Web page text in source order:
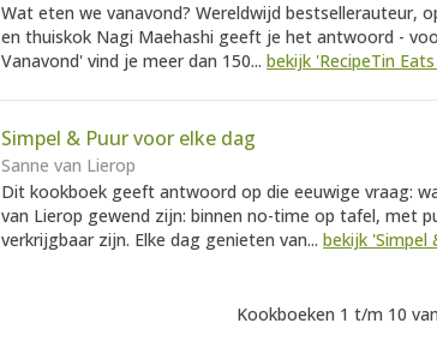
Wat eten we vanavond? Wereldwijd bestsellerauteur,
en thuiskok Nagi Maehashi geeft je het antwoord -
Vanavond' vind je meer dan 150... bekijk 'RecipeTin
Simpel & Puur voor elke dag
Sanne van Lierop
Dit kookboek geeft antwoord op die eeuwige vraag:
van Lierop gewend zijn: binnen no-time op tafel, met
verkrijgbaar zijn. Elke dag genieten van... bekijk 'Simpel
Kookboeken 1 t/m 10